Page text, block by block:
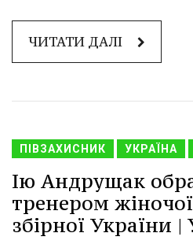
ЧИТАТИ ДАЛІ
ПІВЗАХИСНИК УКРАЇНА
Ію Андрущак
тренером
збірної України